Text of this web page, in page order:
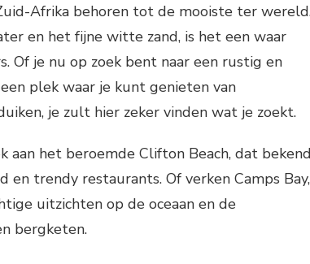
Afrika behoren tot de mooiste ter
en het fijne witte zand, is het een waar
Of je nu op zoek bent naar een rustig en
plek waar je kunt genieten van
je zult hier zeker vinden wat je zoekt.
aan het beroemde Clifton Beach, dat
en trendy restaurants. Of verken Camps Bay,
uitzichten op de oceaan en de
bergketen.